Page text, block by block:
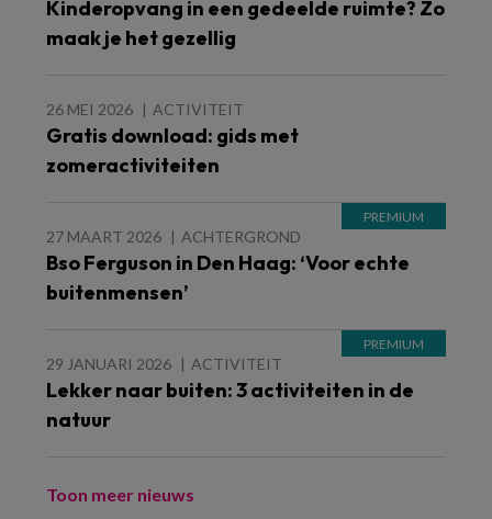
Kinderopvang in een gedeelde ruimte? Zo
maak je het gezellig
26 MEI 2026 ACTIVITEIT
Gratis download: gids met
zomeractiviteiten
27 MAART 2026 ACHTERGROND
Bso Ferguson in Den Haag: ‘Voor echte
buitenmensen’
29 JANUARI 2026 ACTIVITEIT
Lekker naar buiten: 3 activiteiten in de
natuur
Toon meer nieuws